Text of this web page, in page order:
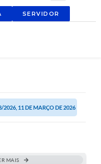
SERVIDOR
2026, 11 DE MARÇO DE 2026
MAIS